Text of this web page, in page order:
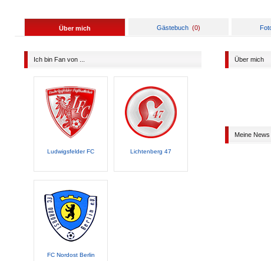
Über mich Gästebuch (0)
Ich bin Fan von ...
Ludwigsfelder FC Lichtenberg 47
FC Nordost Berlin
Über mich
Meine News